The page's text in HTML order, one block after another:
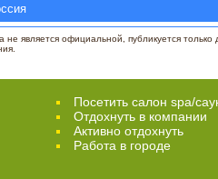
является официальной, публикуется только
Посетить салон spa/
Отдохнуть в компании
Активно отдохнуть
Работа в городе